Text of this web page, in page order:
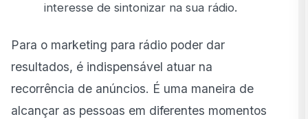
interesse de sintonizar na sua rádio.
Para o marketing para rádio poder dar
resultados, é indispensável atuar na
recorrência de anúncios. É uma maneira de
alcançar as pessoas em diferentes momentos